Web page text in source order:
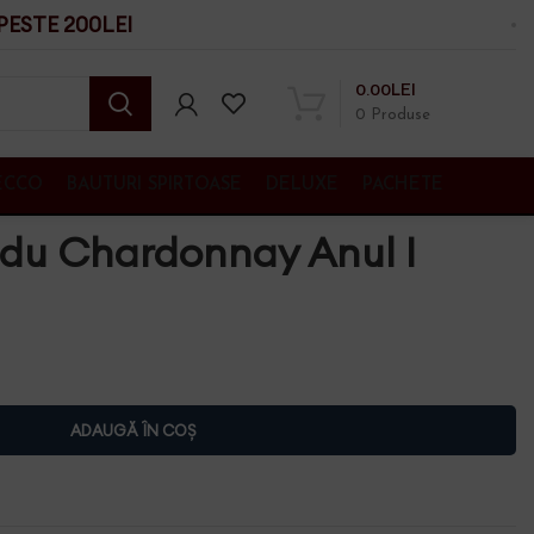
200LEI
0 Produse
0.00LEI
Chardonnay Anul I
ADAUGĂ ÎN COȘ